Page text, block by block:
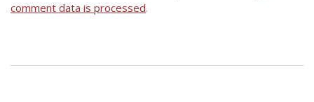
comment data is processed.